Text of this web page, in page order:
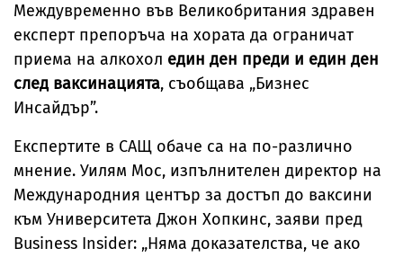
Междувременно във Великобритания здравен
експерт препоръча на хората да ограничат
приема на алкохол един ден преди и един ден
след ваксинацията, съобщава „Бизнес
Инсайдър”.
Експертите в САЩ обаче са на по-различно
мнение. Уилям Мос, изпълнителен директор на
Международния център за достъп до ваксини
към Университета Джон Хопкинс, заяви пред
Business Insider: „Няма доказателства, че ако